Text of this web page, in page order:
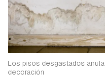
Los pisos desgastados
decoración